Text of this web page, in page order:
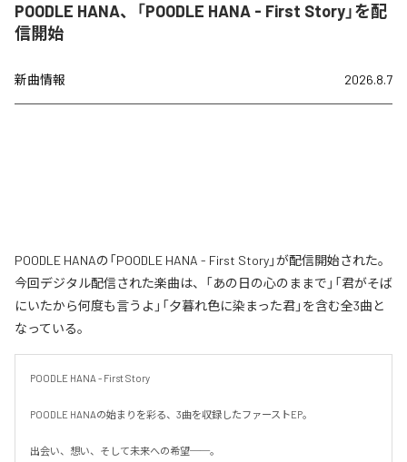
POODLE HANA、「POODLE HANA - First Story」を配
信開始
新曲情報 2026.8.7
POODLE HANAの「POODLE HANA - First Story」が配信開始された。
今回デジタル配信された楽曲は、「あの日の心のままで」「君がそば
にいたから何度も言うよ」「夕暮れ色に染まった君」を含む全3曲と
なっている。
POODLE HANA - First Story
POODLE HANAの始まりを彩る、3曲を収録したファーストEP。
出会い、想い、そして未来への希望──。